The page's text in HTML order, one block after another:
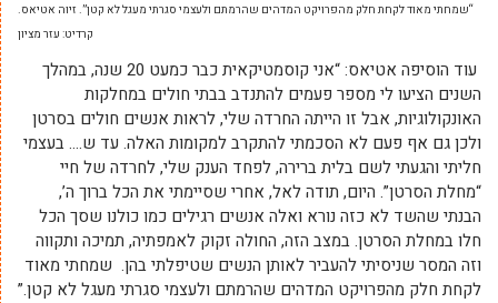
“שמחתי מאוד לקחת חלק מהפרויקט המדהים שהרמתם ולעצמי סגרתי מעגל לא קטן”. זיוה אטיאס.
קרדיט: עזר מציון
עוד הוסיפה אטיאס: “אני קוסמטיקאית כבר כמעט 20 שנה, במהלך
השנים הציעו לי מספר פעמים להתנדב בבתי חולים במחלקות
האונקולוגיות, אבל זו הייתה החרדה שלי, לראות אנשים חולים בסרטן
ולכן גם אף פעם לא הסכמתי להתקרב למקומות האלה. עד ש…. בעצמי
חליתי והגעתי לשם בלית ברירה, לפחד הענק שלי, לחרדה של חיי
“מחלת הסרטן”. היום, תודה לאל, אחרי שסיימתי את הכל ברוך ה’,
הבנתי שהשד לא כזה נורא ואלה אנשים רגילים כמו כולנו שסך הכל
חלו במחלת הסרטן. במצב הזה, החולה זקוק לאמפתיה, תמיכה ותקווה
וזה המסר שניסיתי להעביר לאותן הנשים שטיפלתי בהן. שמחתי מאוד
לקחת חלק מהפרויקט המדהים שהרמתם ולעצמי סגרתי מעגל לא קטן.”